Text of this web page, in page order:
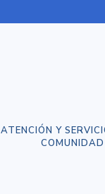
ATENCIÓN Y
COMUNIDAD